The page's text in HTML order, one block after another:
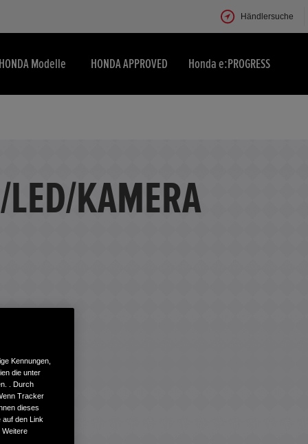
Händlersuche
Modelle HONDA APPROVED Honda e:PROGRESS
KAMERA
Kennungen,
die unter
. Durch
Tracker
dieses
auf den Link
Weitere